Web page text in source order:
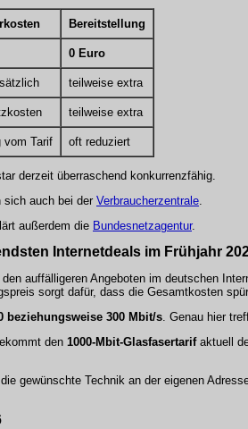
Bereitstellung
0 Euro
teilweise extra
teilweise extra
vom Tarif oft reduziert
derzeit überraschend konkurrenzfähig.
sich auch bei der Verbraucherzentrale.
außerdem die Bundesnetzagentur.
Internetdeals im Frühjahr
auffälligeren Angeboten im deutschen
sorgt dafür, dass die Gesamtkosten
beziehungsweise 300 Mbit/s. Genau hier
den 1000-Mbit-Glasfasertarifaktuell
gewünschte Technik an der eigenen